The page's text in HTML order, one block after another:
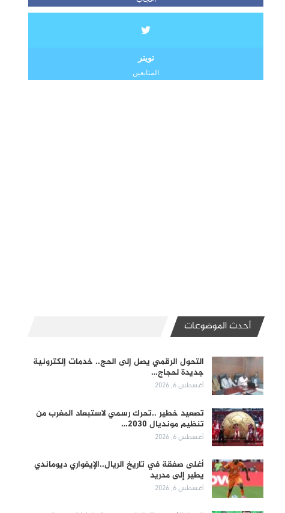
تويتر
المتابعين
أحدث الموضوعات
التحول الرقمي يصل إلى الحج.. خدمات إلكترونية
جديدة لحجاج…
أغسطس 6, 2026
تصعيد خطير ..تحرك رسمي لاستبعاد المغرب من
تنظيم مونديال 2030…
أغسطس 6, 2026
أغلى صفقة في تاريخ الريال..الإيفواري ديوماندي
يطير إلى مدريد
أغسطس 6, 2026